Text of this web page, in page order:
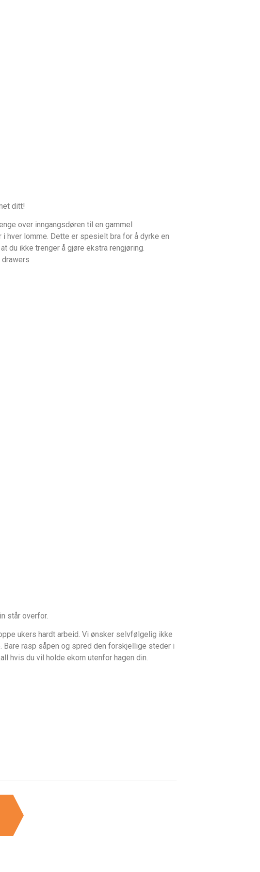
ditt!
over inngangsdøren til en gammel
hver lomme. Dette er spesielt bra for å dyrke en
du ikke trenger å gjøre ekstra rengjøring.
står overfor.
ukers hardt arbeid. Vi ønsker selvfølgelig ikke
rasp såpen og spred den forskjellige steder i
hvis du vil holde ekorn utenfor hagen din.